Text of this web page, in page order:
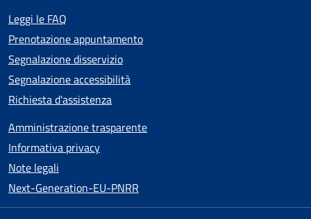
Leggi le FAQ
Prenotazione appuntamento
Segnalazione disservizio
Segnalazione accessibilità
Richiesta d'assistenza
Amministrazione trasparente
Informativa privacy
Note legali
Next-Generation-EU-PNRR